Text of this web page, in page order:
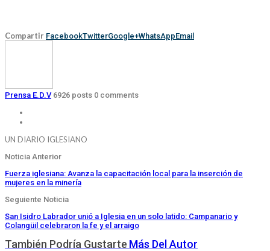
Compartir FacebookTwitterGoogle+WhatsAppEmail
Prensa E.D.V 6926 posts 0 comments
UN DIARIO IGLESIANO
Noticia Anterior
Fuerza iglesiana: Avanza la capacitación local para la inserción de
mujeres en la minería
Seguiente Noticia
San Isidro Labrador unió a Iglesia en un solo latido: Campanario y
Colangüil celebraron la fe y el arraigo
También Podría Gustarte Más Del Autor